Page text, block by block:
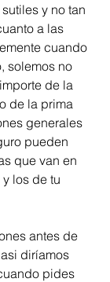
y no tan
a las
cuando
solemos no
de la
de la prima
generales
pueden
que van en
los de tu
antes de
diríamos
pides